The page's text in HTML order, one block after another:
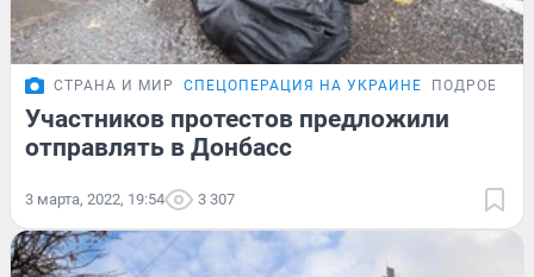
СТРАНА И МИР СПЕЦОПЕРАЦИЯ НА УКРАИНЕ
Участников протестов предложили
отправлять в Донбасс
3 марта, 2022, 19:54 3 307